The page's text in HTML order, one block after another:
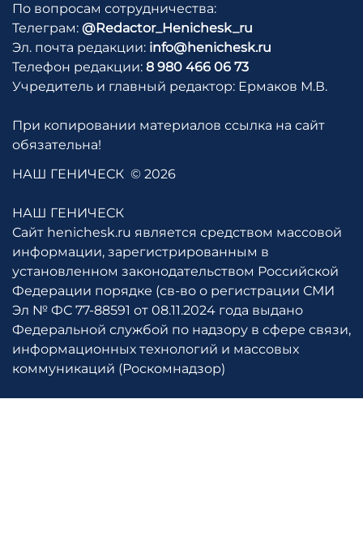
По вопросам сотрудничества:
Телеграм: @Redactor_Henichesk_ru
Эл. почта редакции: info@henichesk.ru
Телефон редакции: 8 980 466 06 73
Учредитель и главный редактор: Ермаков М.В.
При копировании материалов ссылка на сайт
обязательна!
НАШ ГЕНИЧЕСК © 2026
НАШ ГЕНИЧЕСК
Сайт henichesk.ru является средством массовой
информации, зарегистрированным в
установленном законодательством Российской
Федерации порядке (св-во о регистрации СМИ
Эл № ФС 77-88591 от 08.11.2024 года выдано
Федеральной службой по надзору в сфере связи,
информационных технологий и массовых
коммуникаций (Роскомнадзор)